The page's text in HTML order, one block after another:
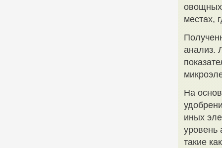
овощных
местах,
анализ.
На
иных
уровень
такие